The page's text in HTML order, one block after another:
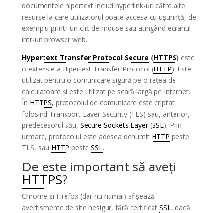
documentele hipertext includ hyperlink-uri către alte
resurse la care utilizatorul poate accesa cu ușurință, de
exemplu printr-un clic de mouse sau atingând ecranul
într-un browser web.
Hypertext Transfer Protocol Secure (HTTPS) este
o extensie a Hipertext Transfer Protocol (HTTP). Este
utilizat pentru o comunicare sigură pe o rețea de
calculatoare și este utilizat pe scară largă pe Internet.
În HTTPS, protocolul de comunicare este criptat
folosind Transport Layer Security (TLS) sau, anterior,
predecesorul său, Secure Sockets Layer(SSL). Prin
urmare, protocolul este adesea denumit HTTP peste
TLS, sau HTTP peste SSL.
De este important să aveți
HTTPS?
Chrome și Firefox (dar nu numai) afișează
avertismente de site nesigur, fără certificat SSL, dacă